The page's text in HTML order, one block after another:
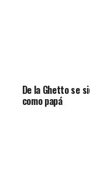
De la Ghetto se
como papá